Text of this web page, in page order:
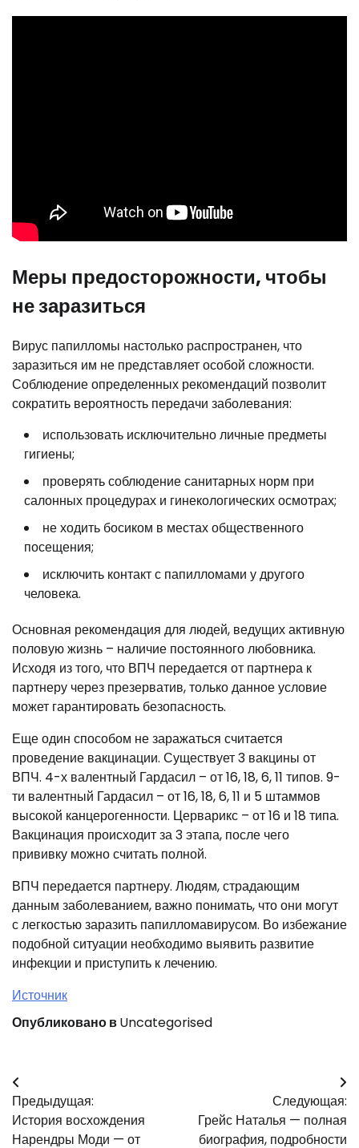
Меры предосторожности, чтобы
не заразиться
Вирус папилломы настолько распространен, что
заразиться им не представляет особой сложности.
Соблюдение определенных рекомендаций позволит
сократить вероятность передачи заболевания:
использовать исключительно личные предметы
гигиены;
проверять соблюдение санитарных норм при
салонных процедурах и гинекологических осмотрах;
не ходить босиком в местах общественного
посещения;
исключить контакт с папилломами у другого
человека.
Основная рекомендация для людей, ведущих активную
половую жизнь – наличие постоянного любовника.
Исходя из того, что ВПЧ передается от партнера к
партнеру через презерватив, только данное условие
может гарантировать безопасность.
Еще один способом не заражаться считается
проведение вакцинации. Существует 3 вакцины от
ВПЧ. 4-х валентный Гардасил – от 16, 18, 6, 11 типов. 9-
ти валентный Гардасил – от 16, 18, 6, 11 и 5 штаммов
высокой канцерогенности. Церварикс – от 16 и 18 типа.
Вакцинация происходит за 3 этапа, после чего
прививку можно считать полной.
ВПЧ передается партнеру. Людям, страдающим
данным заболеванием, важно понимать, что они могут
с легкостью заразить папилломавирусом. Во избежание
подобной ситуации необходимо выявить развитие
инфекции и приступить к лечению.
Источник
Опубликовано вUncategorised
Навигация
по
Предыдущая:
История восхождения
Нарендры Моди — от
Следующая:
Грейс Наталья — полная
биография, подробности